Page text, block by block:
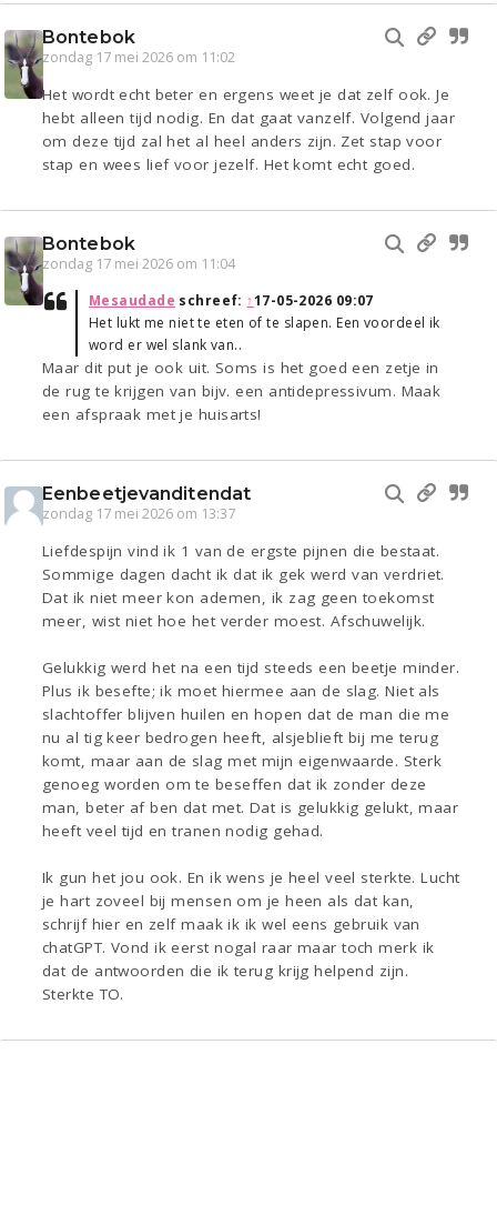
Bontebok
zondag 17 mei 2026 om 11:02
Het wordt echt beter en ergens weet je dat zelf ook. Je
hebt alleen tijd nodig. En dat gaat vanzelf. Volgend jaar
om deze tijd zal het al heel anders zijn. Zet stap voor
stap en wees lief voor jezelf. Het komt echt goed.
Bontebok
zondag 17 mei 2026 om 11:04
Mesaudade schreef: ↑17-05-2026 09:07
Het lukt me niet te eten of te slapen. Een voordeel ik
word er wel slank van..
Maar dit put je ook uit. Soms is het goed een zetje in
de rug te krijgen van bijv. een antidepressivum. Maak
een afspraak met je huisarts!
Eenbeetjevanditendat
zondag 17 mei 2026 om 13:37
Liefdespijn vind ik 1 van de ergste pijnen die bestaat.
Sommige dagen dacht ik dat ik gek werd van verdriet.
Dat ik niet meer kon ademen, ik zag geen toekomst
meer, wist niet hoe het verder moest. Afschuwelijk.
Gelukkig werd het na een tijd steeds een beetje minder.
Plus ik besefte; ik moet hiermee aan de slag. Niet als
slachtoffer blijven huilen en hopen dat de man die me
nu al tig keer bedrogen heeft, alsjeblieft bij me terug
komt, maar aan de slag met mijn eigenwaarde. Sterk
genoeg worden om te beseffen dat ik zonder deze
man, beter af ben dat met. Dat is gelukkig gelukt, maar
heeft veel tijd en tranen nodig gehad.
Ik gun het jou ook. En ik wens je heel veel sterkte. Lucht
je hart zoveel bij mensen om je heen als dat kan,
schrijf hier en zelf maak ik ik wel eens gebruik van
chatGPT. Vond ik eerst nogal raar maar toch merk ik
dat de antwoorden die ik terug krijg helpend zijn.
Sterkte TO.